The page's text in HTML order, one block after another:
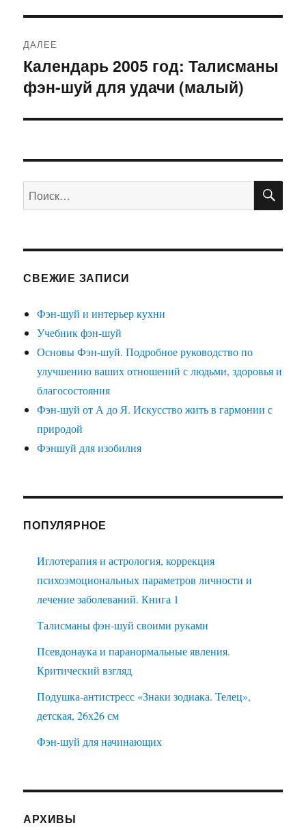
ДАЛЕЕ
Следующая
запись:
Календарь 2005 год: Талисманы
фэн-шуй для удачи (малый)
Искать:
СВЕЖИЕ ЗАПИСИ
Фэн-шуй и интерьер кухни
Учебник фэн-шуй
Основы Фэн-шуй. Подробное руководство по
улучшению ваших отношений с людьми, здоровья и
благосостояния
Фэн-шуй от А до Я. Искусство жить в гармонии с
природой
Фэншуй для изобилия
ПОПУЛЯРНОЕ
Иглотерапия и астрология, коррекция
психоэмоциональных параметров личности и
лечение заболеваний. Книга 1
Талисманы фэн-шуй своими руками
Псевдонаука и паранормальные явления.
Критический взгляд
Подушка-антистресс «Знаки зодиака. Телец»,
детская, 26х26 см
Фэн-шуй для начинающих
АРХИВЫ